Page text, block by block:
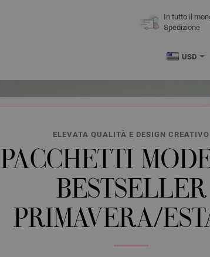
In tutto il
Spedizione
USD
ELEVATA QUALITÀ E DESIGN CREATIVO
PACCHETTI
BESTSELLER
PRIMAVERA/